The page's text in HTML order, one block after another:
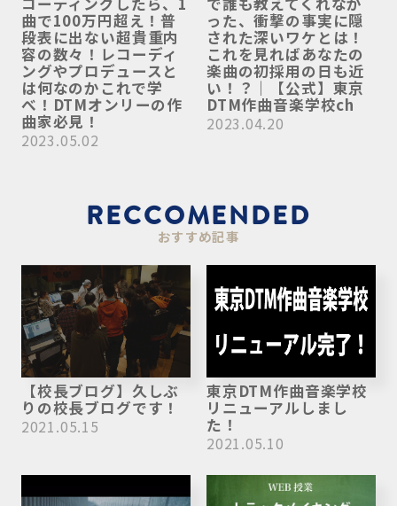
曲で100万円超え！普
段表に出ない超貴重内
容の数々！レコーディ
ングやプロデュースと
は何なのかこれで学
べ！DTMオンリーの作
曲家必見！
2023.05.02
った、衝撃の事実に隠
された深いワケとは！
これを見ればあなたの
楽曲の初採用の日も近
い！？｜【公式】東京
DTM作曲音楽学校ch
2023.04.20
RECCOMENDED
おすすめ記事
【校長ブログ】久しぶ
りの校長ブログです！
2021.05.15
東京DTM作曲音楽学校
リニューアルしまし
た！
2021.05.10